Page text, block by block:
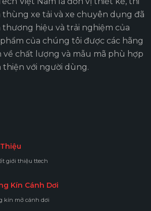
thùng xe tải và xe chuyên dụng đã
hiệu và trải nghiệm của
của chúng tôi được các hãng
về chất lượng và mẫu mã phù hợp
thiện với người dùng.
giới thiệu ttech
Kín Cánh Dơi
kín mở cánh dơi